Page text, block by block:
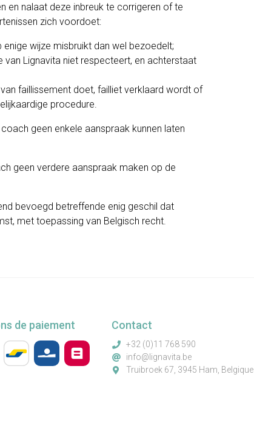
en nalaat deze inbreuk te corrigeren of te
zich voordoet:
wijze misbruikt dan wel bezoedelt;
Lignavita niet respecteert, en achterstaat
faillissement doet, failliet verklaard wordt of
procedure.
geen enkele aanspraak kunnen laten
geen verdere aanspraak maken op de
bevoegd betreffende enig geschil dat
met toepassing van Belgisch recht.
de paiement Contact
+32 (0)11 768 590
info@lignavita.be
Truibroek 67, 3945 Ham, Belgique